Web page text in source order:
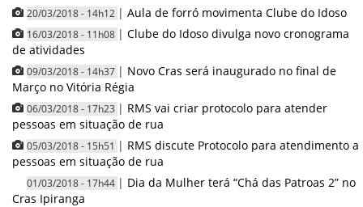
20/03/2018 - 14h12 | Aula de forró movimenta Clube do Idoso
16/03/2018 - 11h08 | Clube do Idoso divulga novo cronograma
de atividades
09/03/2018 - 14h37 | Novo Cras será inaugurado no final de
Março no Vitória Régia
06/03/2018 - 17h23 | RMS vai criar protocolo para atender
pessoas em situação de rua
05/03/2018 - 15h51 | RMS discute Protocolo para atendimento a
pessoas em situação de rua
01/03/2018 - 17h44 | Dia da Mulher terá “Chá das Patroas 2” no
Cras Ipiranga